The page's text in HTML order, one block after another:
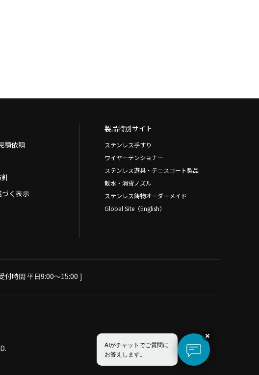
積依頼
く表示
製品特別サイト
ステンレス手すり
ワイヤーテンショナー
ステンレス遊具・テニスコート製品
散水・消雪ノズル
ステンレス鋳物オーダーメイド
Global Site（English）
付時間 平日9:00～15:00 ]
AIがチャットでご質問に
お答えします。